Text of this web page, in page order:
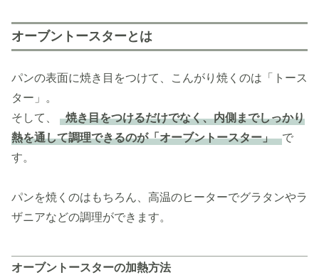
オーブントースターとは
パンの表面に焼き目をつけて、こんがり焼くのは「トース
ター」。
そして、
焼き目をつけるだけでなく、内側までしっかり
熱を通して調理できるのが「オーブントースター」 で
す。
パンを焼くのはもちろん、高温のヒーターでグラタンやラ
ザニアなどの調理ができます。
オーブントースターの加熱方法